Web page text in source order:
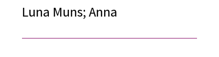
Luna Muns; Anna